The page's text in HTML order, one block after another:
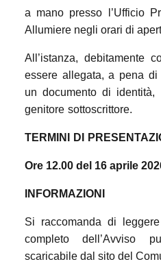
a mano presso l’Ufficio
Allumiere negli orari di
All’istanza, debitamente
essere allegata, a pena
un documento di identità,
genitore sottoscrittore.
TERMINI DI
Ore 12.00 del 16 aprile
INFORMAZIONI
Si raccomanda di
completo dell’Avviso
scaricabile dal sito del